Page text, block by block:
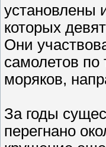
установлены
которых
Они
самолетов по
моряков,
За годы
перегнано